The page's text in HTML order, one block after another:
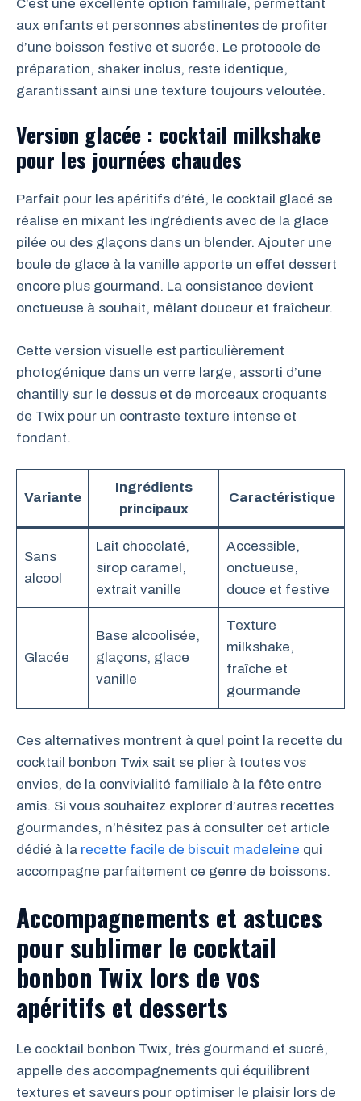
C’est une excellente option familiale, permettant
aux enfants et personnes abstinentes de profiter
d’une boisson festive et sucrée. Le protocole de
préparation, shaker inclus, reste identique,
garantissant ainsi une texture toujours veloutée.
Version glacée : cocktail milkshake
pour les journées chaudes
Parfait pour les apéritifs d’été, le cocktail glacé se
réalise en mixant les ingrédients avec de la glace
pilée ou des glaçons dans un blender. Ajouter une
boule de glace à la vanille apporte un effet dessert
encore plus gourmand. La consistance devient
onctueuse à souhait, mêlant douceur et fraîcheur.
Cette version visuelle est particulièrement
photogénique dans un verre large, assorti d’une
chantilly sur le dessus et de morceaux croquants
de Twix pour un contraste texture intense et
fondant.
Variante
Ingrédients
principaux
Caractéristique
Sans
alcool
Lait chocolaté,
sirop caramel,
extrait vanille
Accessible,
onctueuse,
douce et festive
Glacée
Base alcoolisée,
glaçons, glace
vanille
Texture
milkshake,
fraîche et
gourmande
Ces alternatives montrent à quel point la recette du
cocktail bonbon Twix sait se plier à toutes vos
envies, de la convivialité familiale à la fête entre
amis. Si vous souhaitez explorer d’autres recettes
gourmandes, n’hésitez pas à consulter cet article
dédié à la recette facile de biscuit madeleine qui
accompagne parfaitement ce genre de boissons.
Accompagnements et astuces
pour sublimer le cocktail
bonbon Twix lors de vos
apéritifs et desserts
Le cocktail bonbon Twix, très gourmand et sucré,
appelle des accompagnements qui équilibrent
textures et saveurs pour optimiser le plaisir lors de